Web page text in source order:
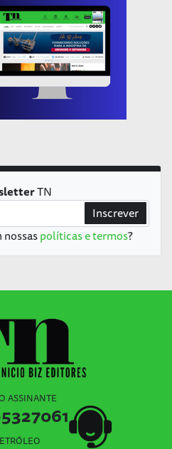
TN
políticas e termos?
Inscrever
ASSINANTE